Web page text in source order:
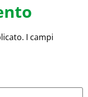
I campi